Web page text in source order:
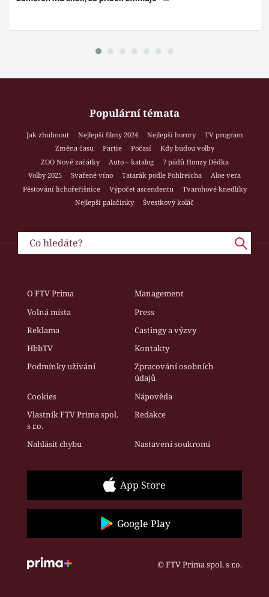
Populární témata
Jak zhubnout Nejlepší filmy 2024 Nejlepší horory
TV program
Změna času
Partie Počasí
Kdy budou volby
ZOO Nové začátky
Auto – katalog
7 pádů Honzy Dědka
Volby 2025
Svařené víno Tatarák podle Pohlreicha
Aloe vera
Pěstování lichořeřišnice
Výpočet ascendentu
Tvarohové knedlíky
Nejlepší palačinky
Švestkový koláč
O FTV Prima
Management
Volná místa
Press
Reklama
Castingy a výzvy
HbbTV
Kontakty
Podmínky užívání
Zpracování osobních
údajů
Cookies
Nápověda
Vlastník FTV Prima spol.
s r.o.
Redakce
Nahlásit chybu Nastavení soukromí
App Store
Google Play
© FTV Prima spol. s r.o.